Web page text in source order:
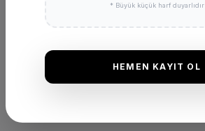
(0 Yorum)
* Büyük küçük harf duyarlıdır
HEMEN KAYIT OL